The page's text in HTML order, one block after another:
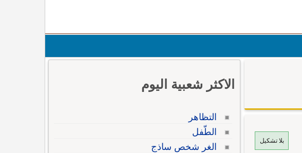
بلا تشكيل
الاكثر شعبية اليوم
التظاهر
الطّفل
الغر شخص ساذج